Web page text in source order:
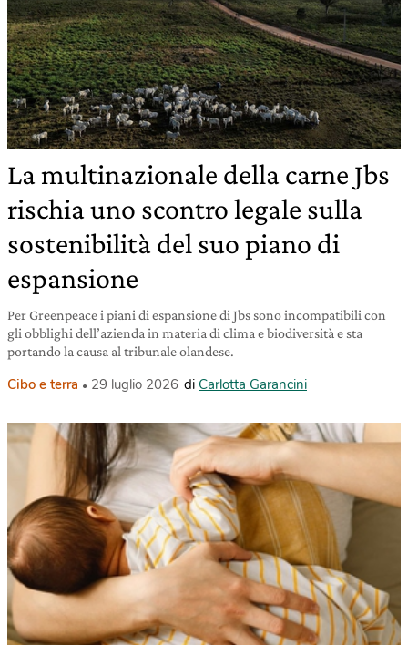
La multinazionale della carne Jbs
rischia uno scontro legale sulla
sostenibilità del suo piano di
espansione
Per Greenpeace i piani di espansione di Jbs sono incompatibili con
gli obblighi dell’azienda in materia di clima e biodiversità e sta
portando la causa al tribunale olandese.
Cibo e terra 29 luglio 2026 di Carlotta Garancini